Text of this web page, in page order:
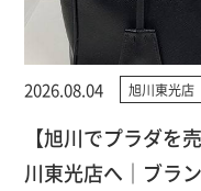
2026.08.04 旭川東光店
【旭川でプラダを
川東光店へ｜ブラ